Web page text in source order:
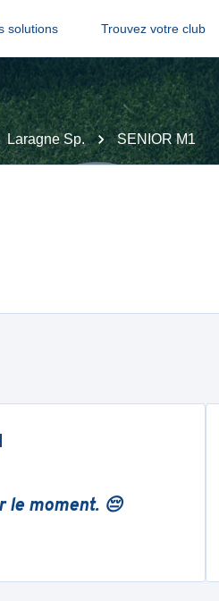
solutions Trouvez votre club
Laragne Sp. SENIOR M1
le moment. 😔